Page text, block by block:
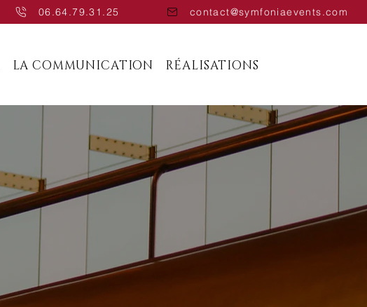
06.64.79.31.25 contact@symfoniaevents.com
LA COMMUNICATION RÉALISATIONS